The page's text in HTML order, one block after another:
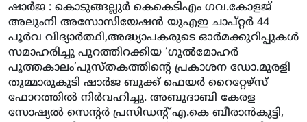
ഷാര്‍ജ : കൊടുങ്ങല്ലുര്‍ കെകെടിഎം ഗവ.കോളജ്
അലുംനി അസോസിയേഷന്‍ യുഎഇ ചാപ്റ്റര്‍ 44
പൂര്‍വ വിദ്യാര്‍ത്ഥി,അദ്ധ്യാപകരുടെ ഓര്‍മക്കുറിപ്പുകള്‍
സമാഹരിച്ചു പുറത്തിറക്കിയ ‘ഗുല്‍മോഹര്‍
പൂത്തകാലം’പുസ്തകത്തിന്റെ പ്രകാശന ഡോ.മുരളി
തുമ്മാരുകുടി ഷാര്‍ജ ബുക്ക് ഫെയര്‍ റൈറ്റേഴ്‌സ്
ഫോറത്തില്‍ നിര്‍വഹിച്ചു. അബുദാബി കേരള
സോഷ്യല്‍ സെന്റര്‍ പ്രസിഡന്റ് എ.കെ ബീരാന്‍കുട്ടി,